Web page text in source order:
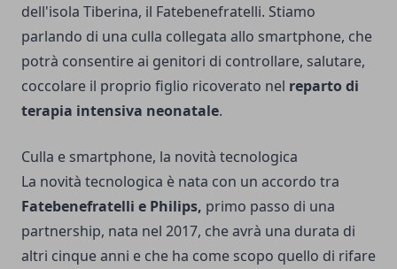
dell'isola Tiberina, il Fatebenefratelli. Stiamo
parlando di una culla collegata allo smartphone, che
potrà consentire ai genitori di controllare, salutare,
coccolare il proprio figlio ricoverato nel reparto di
terapia intensiva neonatale.
Culla e smartphone, la novità tecnologica
La novità tecnologica è nata con un accordo tra
Fatebenefratelli e Philips, primo passo di una
partnership, nata nel 2017, che avrà una durata di
altri cinque anni e che ha come scopo quello di rifare